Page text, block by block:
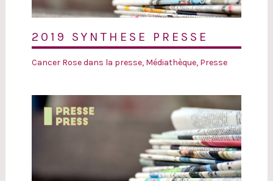
2019 SYNTHESE PRESSE
Cancer Rose dans la presse, Médiathèque, Presse